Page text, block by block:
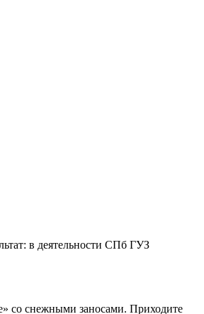
в деятельности СПб ГУЗ
со снежными заносами. Приходите